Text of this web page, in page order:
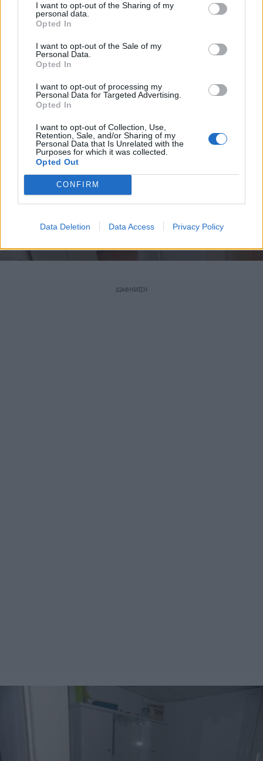
I want to opt-out of the Sharing of my
personal data.
Opted In
I want to opt-out of the Sale of my
Personal Data.
Opted In
I want to opt-out of processing my
Personal Data for Targeted Advertising.
Opted In
I want to opt-out of Collection, Use,
Retention, Sale, and/or Sharing of my
Personal Data that Is Unrelated with the
Purposes for which it was collected.
Opted Out
CONFIRM
Data Deletion Data Access Privacy Policy